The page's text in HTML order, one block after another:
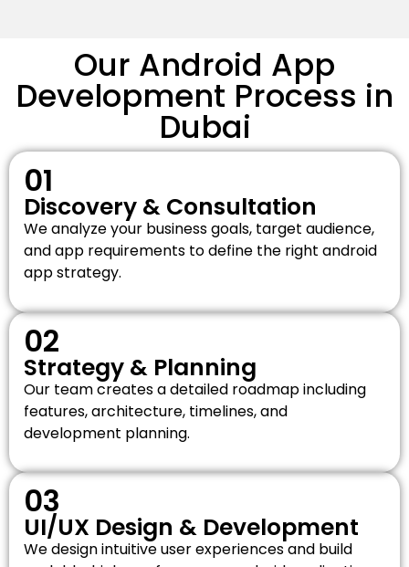
Our Android App
Development Process in
Dubai​
01
Discovery & Consultation
We analyze your business goals, target audience,
and app requirements to define the right android
app strategy.
02
Strategy & Planning
Our team creates a detailed roadmap including
features, architecture, timelines, and
development planning.
03
UI/UX Design & Development
We design intuitive user experiences and build